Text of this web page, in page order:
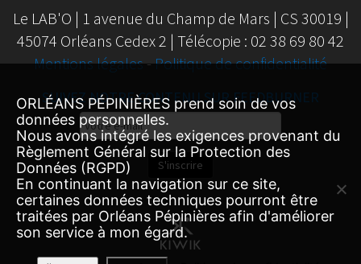
Le LAB'O | 1 avenue du Champ de Mars | CS 30019 |
45074 Orléans Cedex 2 | Télécopie : 02 38 69 80 42
Mentions légales-Politique de confidentialité
SUIVEZ NOTRE CONTENU SUR FEEDBURNER
Email
Subscription
S'inscrire
ORLÉANS PÉPINIÈRES prend soin de vos
données personnelles.
Nous avons intégré les exigences provenant du
Règlement Général sur la Protection des
Données (RGPD)
En continuant la navigation sur ce site,
certaines données techniques pourront être
traitées par Orléans Pépinières afin d'améliorer
son service à mon égard.